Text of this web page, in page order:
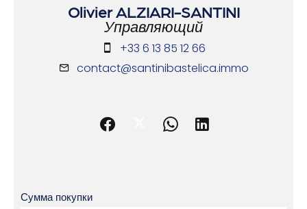
Olivier ALZIARI-SANTINI
Управляющий
+33 6 13 85 12 66
contact@santinibastelica.immo
Сумма покупки